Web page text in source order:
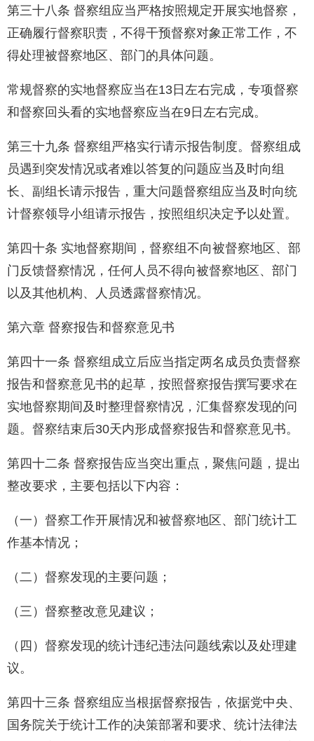
第三十八条 督察组应当严格按照规定开展实地督察，
正确履行督察职责，不得干预督察对象正常工作，不
得处理被督察地区、部门的具体问题。
常规督察的实地督察应当在13日左右完成，专项督察
和督察回头看的实地督察应当在9日左右完成。
第三十九条 督察组严格实行请示报告制度。督察组成
员遇到突发情况或者难以答复的问题应当及时向组
长、副组长请示报告，重大问题督察组应当及时向统
计督察领导小组请示报告，按照组织决定予以处置。
第四十条 实地督察期间，督察组不向被督察地区、部
门反馈督察情况，任何人员不得向被督察地区、部门
以及其他机构、人员透露督察情况。
第六章 督察报告和督察意见书
第四十一条 督察组成立后应当指定两名成员负责督察
报告和督察意见书的起草，按照督察报告撰写要求在
实地督察期间及时整理督察情况，汇集督察发现的问
题。督察结束后30天内形成督察报告和督察意见书。
第四十二条 督察报告应当突出重点，聚焦问题，提出
整改要求，主要包括以下内容：
（一）督察工作开展情况和被督察地区、部门统计工
作基本情况；
（二）督察发现的主要问题；
（三）督察整改意见建议；
（四）督察发现的统计违纪违法问题线索以及处理建
议。
第四十三条 督察组应当根据督察报告，依据党中央、
国务院关于统计工作的决策部署和要求、统计法律法